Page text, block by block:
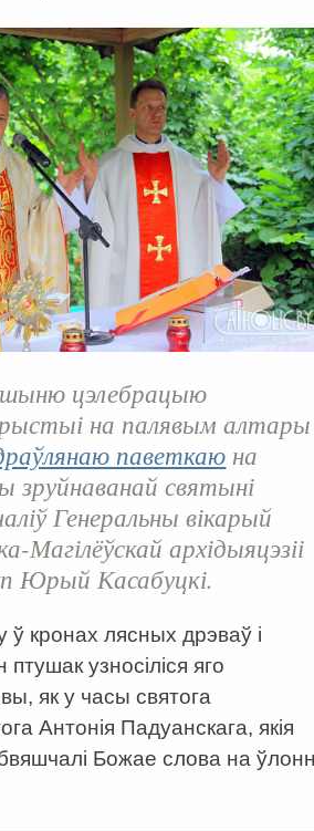
цэлебрацыю
на палявым алтары
паветкаю на
зруйнаванай святыні
Генеральны вікарый
Магілёўскай архідыяцэзіі
Юрый Касабуцкі.
кронах лясных дрэваў і
узносіліся яго
як у часы святога
Антонія Падуанскага, якія
Божае слова на